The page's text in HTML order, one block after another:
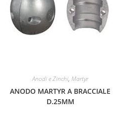
Anodi e Zinchi,Martyr
ANODO MARTYR A BRACCIALE
D.25MM